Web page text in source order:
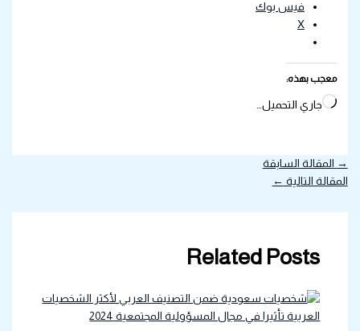
فيس بوك
X
معجب بهذه:
جاري التحميل…
→ المقالة السابقة
المقالة التالية ←
Related Posts